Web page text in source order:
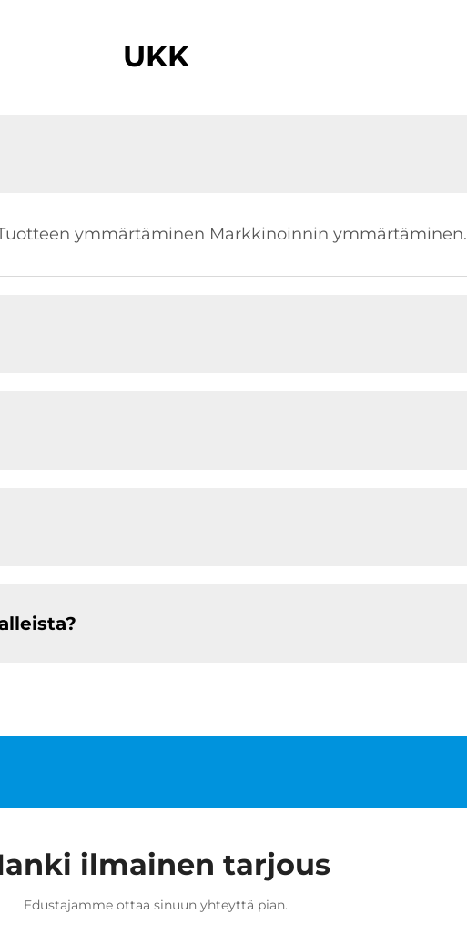
UKK
ymmärtäminen Markkinoinnin ymmärtäminen.
ilmainen tarjous
Edustajamme ottaa sinuun yhteyttä pian.